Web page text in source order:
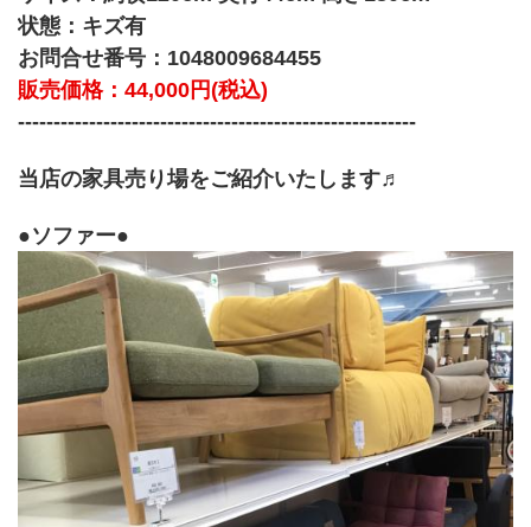
状態：キズ有
お問合せ番号：1048009684455
販売価格：44,000円(税込)
--------------------------------------------------------
当店の家具売り場をご紹介いたします♬
●ソファー●